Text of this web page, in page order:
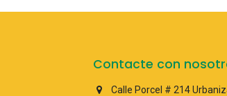
Contacte con
Calle Porcel # 214